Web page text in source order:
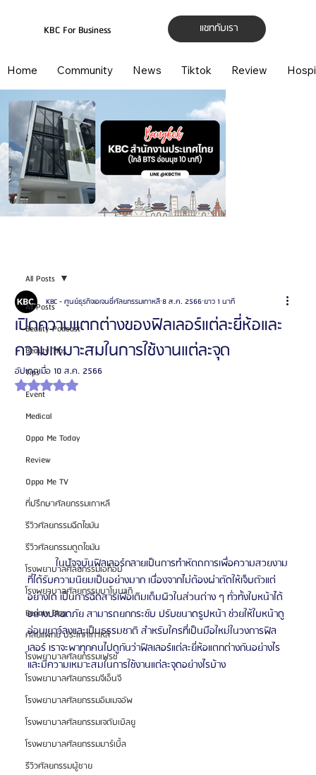
แชทกับเรา
KBC For Business
Home Community News Tiktok Review
All Posts
Beauty Podcast
Beauty Tips
Tips
Event
Medical
Oppa Me Today
Review
Oppa Me TV
ที่ปรึกษาศัลยกรรมเกาหลี
รีวิวศัลยกรรมฉีดไขมัน
รีวิวศัลยกรรมดูดไขมัน
โรงพยาบาลศัลยกรรมเอท็อป
โรงพยาบาลศัลยกรรมบาโนบากิ
Beauty Blog
ศัลยแพทย์ ประเทศเกาหลี
โรงพยาบาลศัลยกรรมเฟรช
โรงพยาบาลศัลยกรรมจีเอ็นจี
โรงพยาบาลศัลยกรรมอิมเมจอัพ
โรงพยาบาลศัลยกรรมเจดับเบิลยู
โรงพยาบาลศัลยกรรมมาร์เบิ้ล
รีวิวศัลยกรรมผู้ชาย
All Posts
เปิดความแตกต่างของฟิลเลอร์แต่ละยี่ห้อและ
ความเหมาะสมในการใช้งานแต่ละจุด
KBC - ศูนย์ธุรกิจเอเจนซี่ศัลยกรรมเกาหลี8 ส.ค. 2566ยาว 1 นาที
อัปเดตเมื่อ 10 ส.ค. 2566
ได้รับ NaN เต็ม 5 ดาว
	ในปัจจุบันฟิลเลอร์กลายเป็นการทำหัตถการเพื่อความสวยงาม
ที่ได้รับความนิยมเป็นอย่างมาก เนื่องจากไม่ต้องผ่าตัดให้เจ็บตัวแต่
อย่างใด เป็นการฉีดสารเพื่อเติมเต็มผิวในส่วนต่าง ๆ ทั่วทั้งใบหน้าได้
อย่างปลอดภัย สามารถยกกระชับ ปรับขนาดรูปหน้า ช่วยให้ใบหน้าดู
อ่อนเยาว์ลงและเป็นธรรมชาติ สำหรับใครที่เป็นมือใหม่ในวงการฟิล
เลอร์ เราจะพาทุกคนไปดูกันว่าฟิลเลอร์แต่ละยี่ห้อแตกต่างกันอย่างไร
และมีความเหมาะสมในการใช้งานแต่ละจุดอย่างไรบ้าง